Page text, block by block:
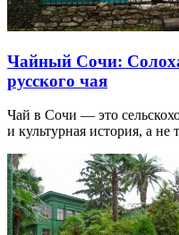
Чайный Сочи:
русского чая
Чай в Сочи — это
и культурная история, а не